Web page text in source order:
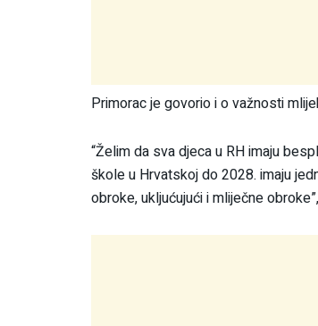
Primorac je govorio i o važnosti
“Želim da sva djeca u RH imaju
škole u Hrvatskoj do 2028. imaju
obroke, ukljućujući i mliječne